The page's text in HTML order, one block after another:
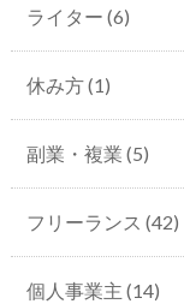
ライター (6)
休み方(1)
副業・複業 (5)
フリーランス (42)
個人事業主 (14)